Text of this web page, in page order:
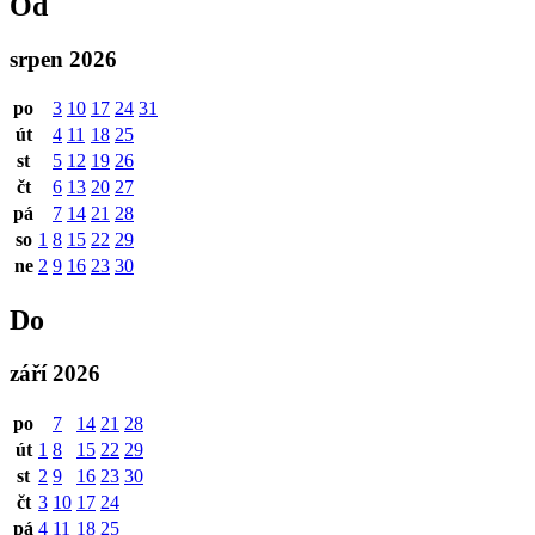
srpen 2026
po 3 10 17 24 31
út
4 11 18 25
st
5 12 19 26
čt
6 13 20 27
pá
7 14 21 28
so 1 8 15 22 29
ne 2 9 16 23 30
Do
září 2026
po 7 14 21 28
út 1 8 15 22 29
st 2 9 16 23 30
čt 3 10 17 24
pá 4 11 18 25